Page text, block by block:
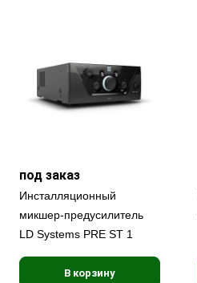
под заказ
Инсталляционный
микшер-предусилитель
LD Systems PRE ST 1
В корзину